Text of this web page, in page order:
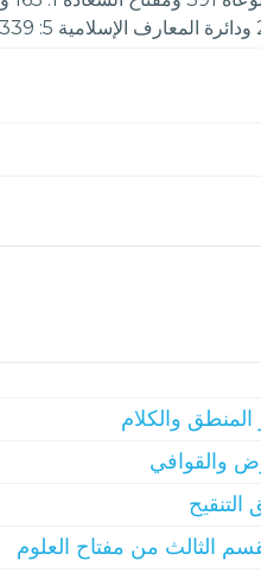
والكلام
والقوافي
الثالث من مفتاح العلوم